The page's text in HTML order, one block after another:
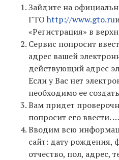
Зайдите на
ГТО http://www.gto.ru
«Регистрация» в
Сервис попросит
адрес вашей
действующий адрес
Если у Вас нет
необходимо ее
Вам придет
попросит его ввести. …
Вводим всю
сайт: дату
отчество, пол, адрес,